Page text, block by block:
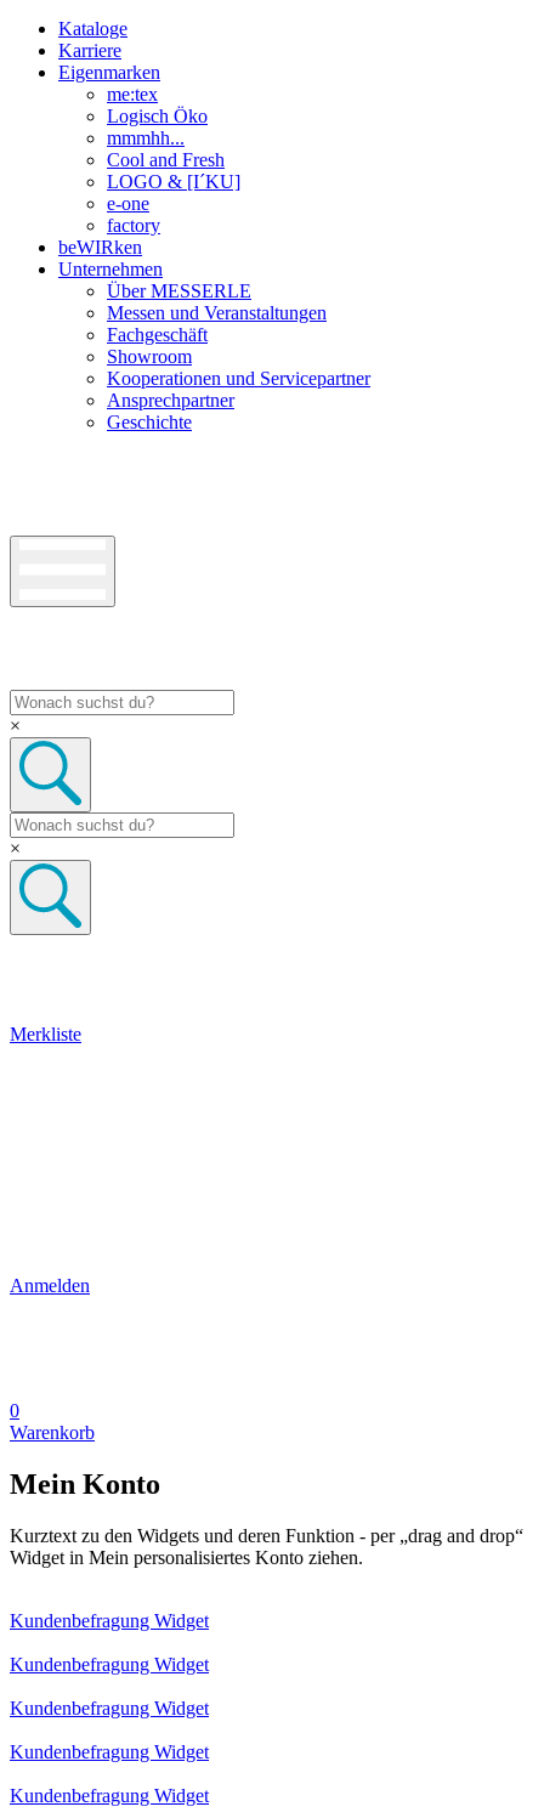
Kataloge
Karriere
Eigenmarken
me:tex
Logisch Öko
mmmhh...
Cool and Fresh
LOGO & [I´KU]
e-one
factory
beWIRken
Unternehmen
Über MESSERLE
Messen und Veranstaltungen
Fachgeschäft
Showroom
Kooperationen und Servicepartner
Ansprechpartner
Geschichte
×
×
Merkliste
Anmelden
0
Warenkorb
Mein Konto
Kurztext zu den Widgets und deren Funktion - per „drag and drop“
Widget in Mein personalisiertes Konto ziehen.
Kundenbefragung Widget
Kundenbefragung Widget
Kundenbefragung Widget
Kundenbefragung Widget
Kundenbefragung Widget